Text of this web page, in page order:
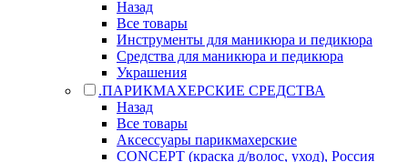
Назад
Все товары
Инструменты для маникюра и педикюра
Средства для маникюра и педикюра
Украшения
.ПАРИКМАХЕРСКИЕ СРЕДСТВА
Назад
Все товары
Аксессуары парикмахерские
CONCEPT (краска д/волос, уход), Россия